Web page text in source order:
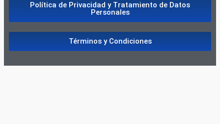
Política de Privacidad y Tratamiento de Datos
Personales
Términos y Condiciones